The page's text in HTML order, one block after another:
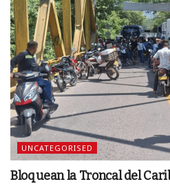
UNCATEGORISED
Bloquean la Troncal del